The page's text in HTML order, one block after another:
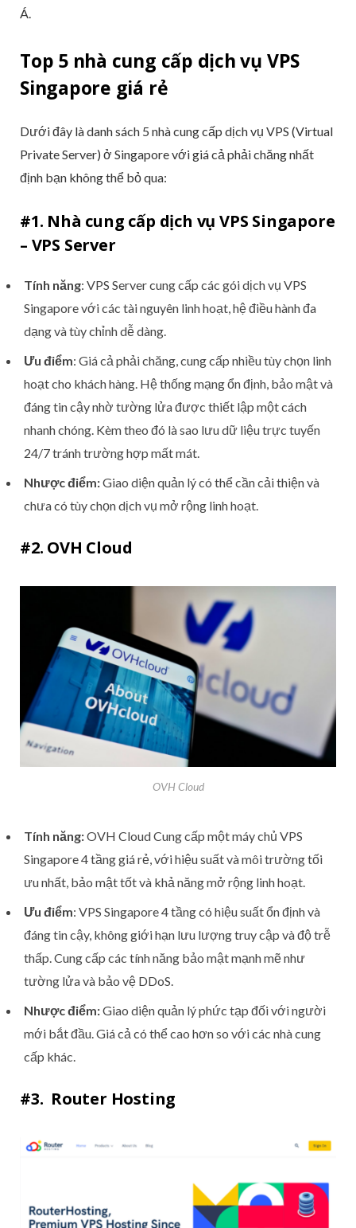
Á.
Top 5 nhà cung cấp dịch vụ VPS
Singapore giá rẻ
Dưới đây là danh sách 5 nhà cung cấp dịch vụ VPS (Virtual
Private Server) ở Singapore với giá cả phải chăng nhất
định bạn không thể bỏ qua:
#1. Nhà cung cấp dịch vụ VPS Singapore
– VPS Server
Tính năng: VPS Server cung cấp các gói dịch vụ VPS
Singapore với các tài nguyên linh hoạt, hệ điều hành đa
dạng và tùy chỉnh dễ dàng.
Ưu điểm: Giá cả phải chăng, cung cấp nhiều tùy chọn linh
hoạt cho khách hàng. Hệ thống mạng ổn định, bảo mật và
đáng tin cậy nhờ tường lửa được thiết lập một cách
nhanh chóng. Kèm theo đó là sao lưu dữ liệu trực tuyến
24/7 tránh trường hợp mất mát.
Nhược điểm:Giao diện quản lý có thể cần cải thiện và
chưa có tùy chọn dịch vụ mở rộng linh hoạt.
#2. OVH Cloud
OVH Cloud
Tính năng:OVH Cloud Cung cấp một máy chủ VPS
Singapore 4 tầng giá rẻ, với hiệu suất và môi trường tối
ưu nhất, bảo mật tốt và khả năng mở rộng linh hoạt.
Ưu điểm: VPS Singapore 4 tầng có hiệu suất ổn định và
đáng tin cậy, không giới hạn lưu lượng truy cập và độ trễ
thấp. Cung cấp các tính năng bảo mật mạnh mẽ như
tường lửa và bảo vệ DDoS.
Nhược điểm:Giao diện quản lý phức tạp đối với người
mới bắt đầu. Giá cả có thể cao hơn so với các nhà cung
cấp khác.
#3. Router Hosting